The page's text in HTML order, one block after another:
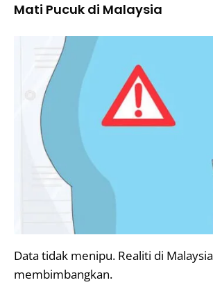
Mati Pucuk di Malaysia
Data tidak menipu. Realiti di Malaysia
membimbangkan.